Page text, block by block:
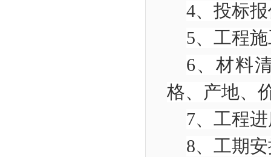
4、投
5、工程
6、材料
格、产地
7、工程
8、工期